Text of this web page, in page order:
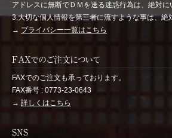
アドレスに無断でＤＭを送る迷惑行為は、絶対に
3.大切な個人情報を第三者に流すような事は、絶
→ プライバシー一覧はこちら
FAXでのご注文について
FAXでのご注文も承っております。
FAX番号 : 0773-23-0643
→ 詳しくはこちら
SNS